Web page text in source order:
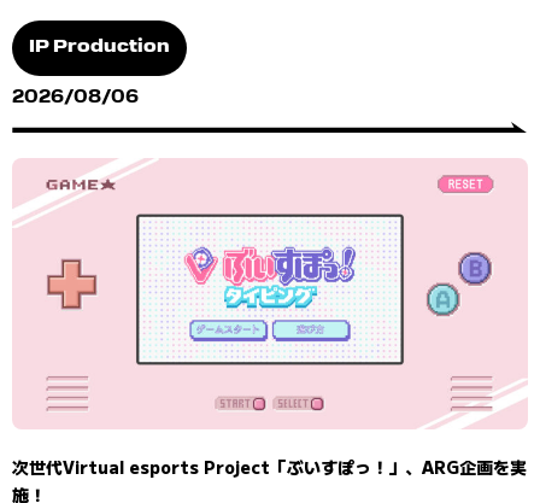
IP Production
2026/08/06
次世代Virtual esports Project「ぶいすぽっ！」、ARG企画を実
施！